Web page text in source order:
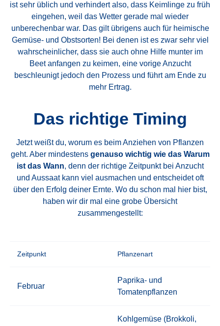
ist sehr üblich und verhindert also, dass Keimlinge zu früh
eingehen, weil das Wetter gerade mal wieder
unberechenbar war. Das gilt übrigens auch für heimische
Gemüse- und Obstsorten! Bei denen ist es zwar sehr viel
wahrscheinlicher, dass sie auch ohne Hilfe munter im
Beet anfangen zu keimen, eine vorige Anzucht
beschleunigt jedoch den Prozess und führt am Ende zu
mehr Ertrag.
Das richtige Timing
Jetzt weißt du, worum es beim Anziehen von Pflanzen
geht. Aber mindestens genauso wichtig wie das Warum
ist das Wann, denn der richtige Zeitpunkt bei Anzucht
und Aussaat kann viel ausmachen und entscheidet oft
über den Erfolg deiner Ernte. Wo du schon mal hier bist,
haben wir dir mal eine grobe Übersicht
zusammengestellt:
Zeitpunkt Pflanzenart
Februar
Paprika- und
Tomatenpflanzen
Kohlgemüse (Brokkoli,